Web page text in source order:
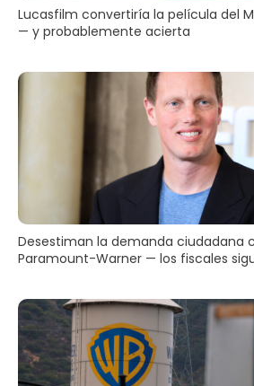
Lucasfilm convertiría la película del
— y probablemente acierta
Desestiman la demanda ciudadana
Paramount-Warner — los fiscales